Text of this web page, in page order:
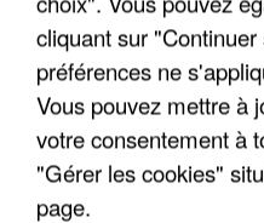
"ON A
"ON
cliquant sur
préférences ne
Vous pouvez mettre à
votre consentement à
"Gérer les cookies"
page.